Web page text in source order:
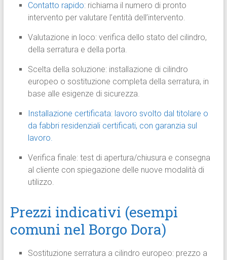
Contatto rapido: richiama il numero di pronto
intervento per valutare l’entità dell’intervento.
Valutazione in loco: verifica dello stato del cilindro,
della serratura e della porta.
Scelta della soluzione: installazione di cilindro
europeo o sostituzione completa della serratura, in
base alle esigenze di sicurezza.
Installazione certificata: lavoro svolto dal titolare o
da fabbri residenziali certificati, con garanzia sul
lavoro.
Verifica finale: test di apertura/chiusura e consegna
al cliente con spiegazione delle nuove modalità di
utilizzo.
Prezzi indicativi (esempi
comuni nel Borgo Dora)
Sostituzione serratura a cilindro europeo: prezzo a